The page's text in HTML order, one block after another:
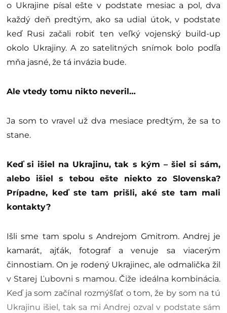
o Ukrajine písal ešte v podstate mesiac a pol, dva
každý deň predtým, ako sa udial útok, v podstate
keď Rusi začali robiť ten veľký vojenský build-up
okolo Ukrajiny. A zo satelitných snímok bolo podľa
mňa jasné, že tá invázia bude.
Ale vtedy tomu nikto neveril…
Ja som to vravel už dva mesiace predtým, že sa to
stane.
Keď si išiel na Ukrajinu, tak s kým – šiel si sám,
alebo išiel s tebou ešte niekto zo Slovenska?
Prípadne, keď ste tam prišli, aké ste tam mali
kontakty?
Išli sme tam spolu s Andrejom Gmitrom. Andrej je
kamarát, ajťák, fotograf a venuje sa viacerým
činnostiam. On je rodený Ukrajinec, ale odmalička žil
v Starej Ľubovni s mamou. Čiže ideálna kombinácia.
Keď ja som začínal rozmýšľať o tom, že by som na tú
Ukrajinu išiel, tak sa mi Andrej ozval v podstate sám